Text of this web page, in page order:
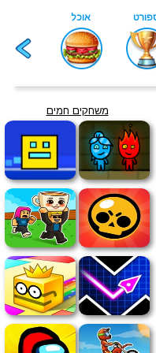
משחקים חמים